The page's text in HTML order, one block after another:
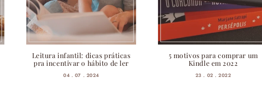
Leitura infantil: dicas práticas
pra incentivar o hábito de ler
04 . 07 . 2024
5 motivos para comprar um
Kindle em 2022
23 . 02 . 2022